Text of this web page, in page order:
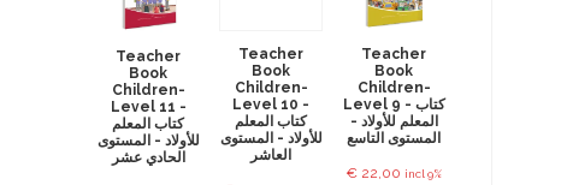
Teacher
Book
Children-
Level 11 -
كتاب المعلم
للأولاد - المستوى
الحادي عشر
Teacher
Book
Children-
Level 10 -
كتاب المعلم
للأولاد - المستوى
العاشر
Teacher
Book
Children-
Level 9 - كتاب
المعلم للأولاد -
المستوى التاسع
€22,00 incl 9%